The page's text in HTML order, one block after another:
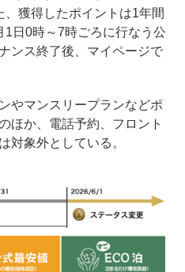
獲得したポイントは1年間
日0時～7時ごろに行なう公
ンス終了後、マイページで
やマンスリープランなどポ
ほか、電話予約、フロント
対象外としている。